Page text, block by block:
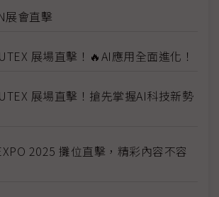
展會直擊
展場直擊！🔥AI應用全面進化！
展場直擊！搶先掌握AI科技新勢
2025 攤位直擊，精彩內容不容